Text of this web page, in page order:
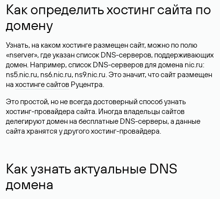
Как определить хостинг сайта по
домену
Узнать, на каком хостинге размещен сайт, можно по полю
«nserver», где указан список DNS-серверов, поддерживающих
домен. Например, список DNS-серверов для домена nic.ru:
ns5.nic.ru, ns6.nic.ru, ns9.nic.ru. Это значит, что сайт размещен
на хостинге сайтов Руцентра.
Это простой, но не всегда достоверный способ узнать
хостинг-провайдера сайта. Иногда владельцы сайтов
делегируют домен на бесплатные DNS-серверы, а данные
сайта хранятся у другого хостинг-провайдера.
Как узнать актуальные DNS
домена